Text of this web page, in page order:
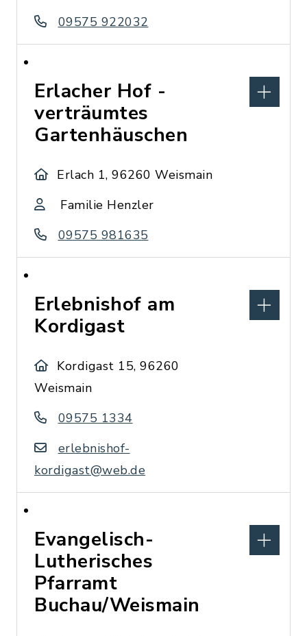
09575 922032
Erlacher Hof -
verträumtes
Gartenhäuschen
Erlach 1, 96260 Weismain
Familie Henzler
09575 981635
Erlebnishof am
Kordigast
Kordigast 15, 96260
Weismain
09575 1334
erlebnishof-
kordigast@web.de
Evangelisch-
Lutherisches
Pfarramt
Buchau/Weismain